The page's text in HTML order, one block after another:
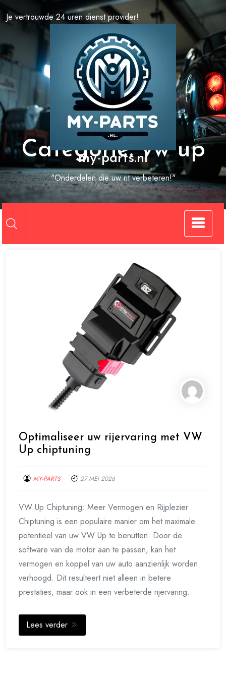
Spring
naar
inhoud
Je vertrouwde 24 uren dienst provider!
my-parts.nl
"Onderdelen die uw rit verbeteren!"
Categorie:vw up
Optimaliseer uw rijervaring met VW
Up chiptuning
MY-PARTS 27 MEI 2026
VW Up Chiptuning: Meer Vermogen en Rijplezier
Chiptuning is een populaire manier om het maximale
potentieel van uw VW Up te benutten. Door de
software van de motor aan te passen, kan het
vermogen en koppel van uw auto aanzienlijk worden
verhoogd. Dit resulteert niet alleen in betere
prestaties, maar ook in een verbeterde rijervaring.
Lees verder